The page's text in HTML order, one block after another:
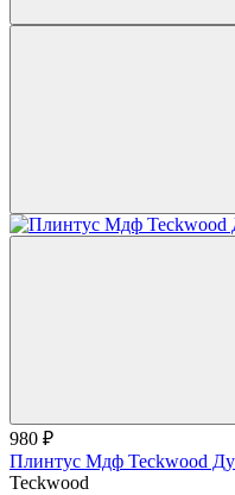
980 ₽
Плинтус Мдф Teckwood
Teckwood